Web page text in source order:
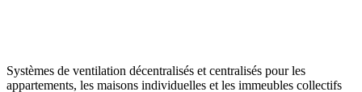
Systèmes de ventilation décentralisés et centralisés pour les
appartements, les maisons individuelles et les immeubles collectifs